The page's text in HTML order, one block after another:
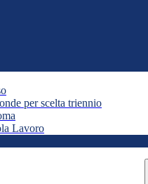
per scelta triennio
Lavoro